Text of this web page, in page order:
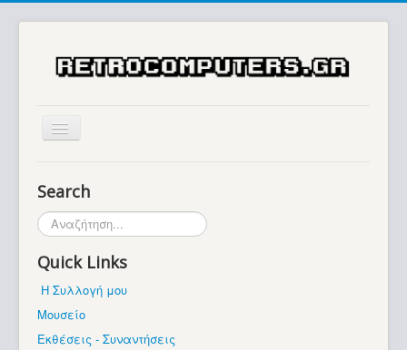
Μουσείο
Search
Αναζήτηση...
Quick Links
Η Συλλογή μου
Μουσείο
Εκθέσεις - Συναντήσεις